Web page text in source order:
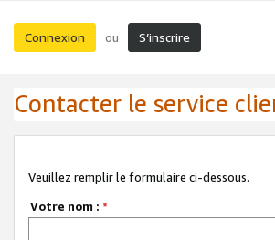
Connexion ou S’inscrire
Contacter le service
Veuillez remplir le formulaire ci-dessous.
Votre nom : *